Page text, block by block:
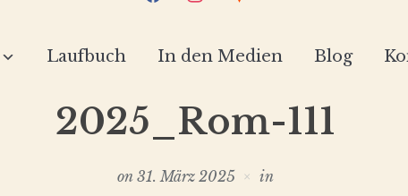
Laufbuch In den Medien Blog
2025_Rom-111
on 31. März 2025 in